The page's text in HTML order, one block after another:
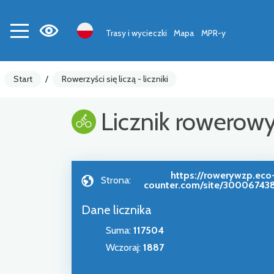
Trasy i wycieczki Mapa MPR-y
Start / Rowerzyści się liczą - liczniki
Licznik
Strona:
https://
counter.com/site/
Dane licznika
Suma: 117504
Wczoraj: 1887